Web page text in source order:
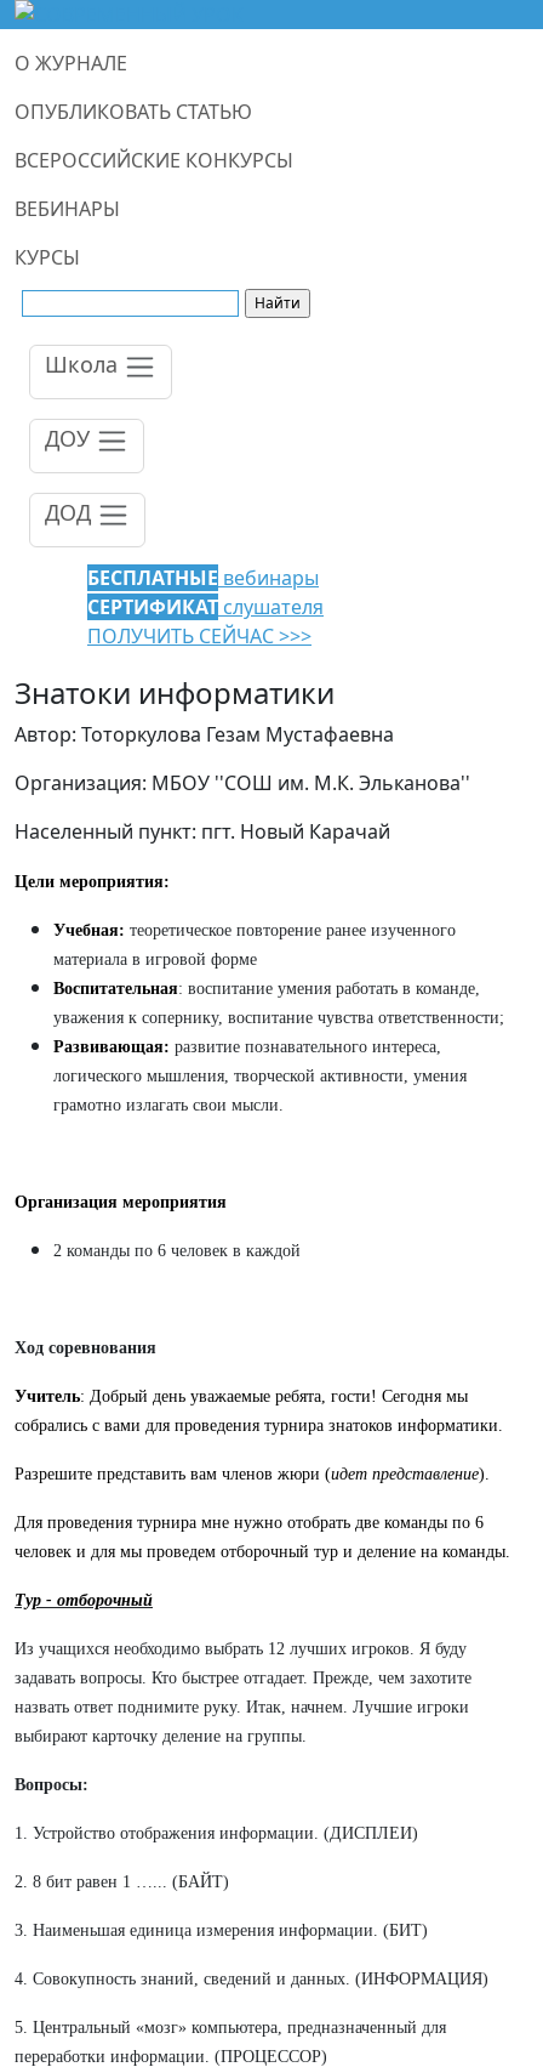
О ЖУРНАЛЕ
ОПУБЛИКОВАТЬ СТАТЬЮ
ВСЕРОССИЙСКИЕ КОНКУРСЫ
ВЕБИНАРЫ
КУРСЫ
Школа
ДОУ
ДОД
БЕСПЛАТНЫЕ вебинары
СЕРТИФИКАТ слушателя
ПОЛУЧИТЬ СЕЙЧАС >>>
Знатоки информатики
Автор: Тоторкулова Гезам Мустафаевна
Организация: МБОУ ''СОШ им. М.К. Эльканова''
Населенный пункт: пгт. Новый Карачай
Цели мероприятия:
Учебная: теоретическое повторение ранее изученного
материала в игровой форме
Воспитательная: воспитание умения работать в команде,
уважения к сопернику, воспитание чувства ответственности;
Развивающая: развитие познавательного интереса,
логического мышления, творческой активности, умения
грамотно излагать свои мысли.
Организация мероприятия
2 команды по 6 человек в каждой
Ход соревнования
Учитель: Добрый день уважаемые ребята, гости! Сегодня мы
собрались с вами для проведения турнира знатоков информатики.
Разрешите представить вам членов жюри (идет представление).
Для проведения турнира мне нужно отобрать две команды по 6
человек и для мы проведем отборочный тур и деление на команды.
Тур - отборочный
Из учащихся необходимо выбрать 12 лучших игроков. Я буду
задавать вопросы. Кто быстрее отгадает. Прежде, чем захотите
назвать ответ поднимите руку. Итак, начнем. Лучшие игроки
выбирают карточку деление на группы.
Вопросы:
1. Устройство отображения информации. (ДИСПЛЕИ)
2. 8 бит равен 1 …... (БАЙТ)
3. Наименьшая единица измерения информации. (БИТ)
4. Совокупность знаний, сведений и данных. (ИНФОРМАЦИЯ)
5. Центральный «мозг» компьютера, предназначенный для
переработки информации. (ПРОЦЕССОР)